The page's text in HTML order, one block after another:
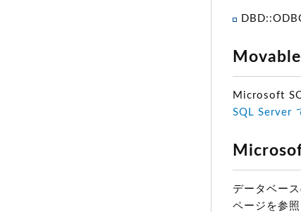
Microsoft
SQL Server
データベー
ページを参